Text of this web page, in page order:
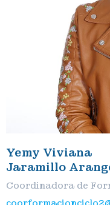
Yemy Viviana
Jaramillo
Coordinadora de